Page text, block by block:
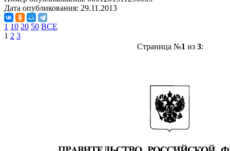
Дата опубликования: 29.11.2013
1 10 20 50 ВСЕ
1 2 3
Страница №1 из 3: